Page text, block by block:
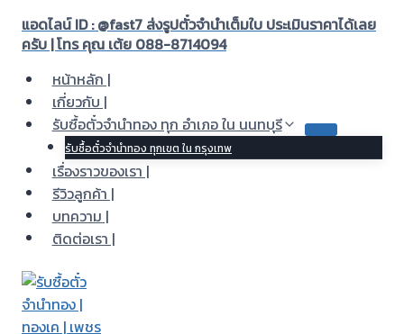
แอดไลน์ ID : @fast7 ส่งรูปตั๋วจำนำเต็มใบ ประเมินราคาได้เลย
ครับ | โทร คุณ เต้ย 088-8714094
หน้าหลัก |
เกี่ยวกับ |
รับซื้อตั๋วจำนำทอง ทุก อำเภอ ใน นนทบุรี
รับซื้อตั๋วจำนำทอง ทุกเขต ใน กรุงเทพ
เรื่องราวของเรา |
รีวิวลูกค้า |
บทความ |
ติดต่อเรา |